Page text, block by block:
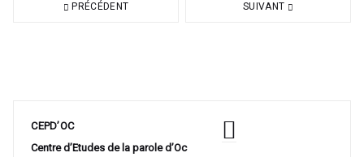
PRÉCÉDENT SUIVANT
CEPD’OC
Centre d’Etudes de la parole d’Oc